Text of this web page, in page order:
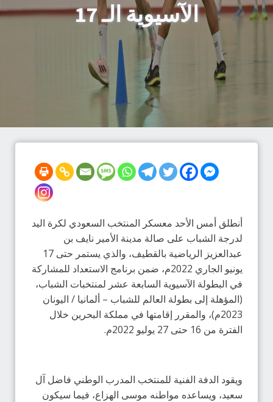
الآسيوية الـ 17
أنطلق أمس الأحد معسكر المنتخب السعودي لكرة اليد
لدرجة الشباب على صالة مدينة الأمير نايف بن
عبدالعزيز الرياضية بالقطيف، والذي يستمر حتى 17
يونيو الجاري 2022م، ضمن برنامج الاستعداد للمشاركة
في البطولة الآسيوية السابعة عشر لمنتخبات الشباب،
(المؤهلة إلى بطولة العالم للشباب – ألمانيا / اليونان
2023م)، والمقرر إقامتها في مملكة البحرين خلال
الفترة من 16 حتى 27 يوليو 2022م.
ويقود الدفة الفنية للمنتخب المدرب الوطني فاضل آل
سعيد، ويساعده مواطنه موسى الهزاع، فيما سيكون